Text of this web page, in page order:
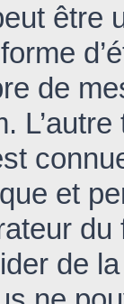
de
et
de